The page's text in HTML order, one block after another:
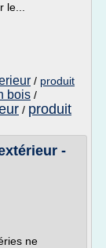
/ produit
bois /
/ produit
-
ne